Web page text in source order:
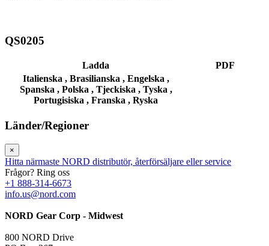
QS0205
Ladda
PDF
Italienska , Brasilianska , Engelska ,
Spanska , Polska , Tjeckiska , Tyska ,
Portugisiska , Franska , Ryska
Länder/Regioner
×
Hitta närmaste NORD distributör, återförsäljare eller service
Frågor? Ring oss
+1 888-314-6673
info.us@nord.com
NORD Gear Corp - Midwest
800 NORD Drive